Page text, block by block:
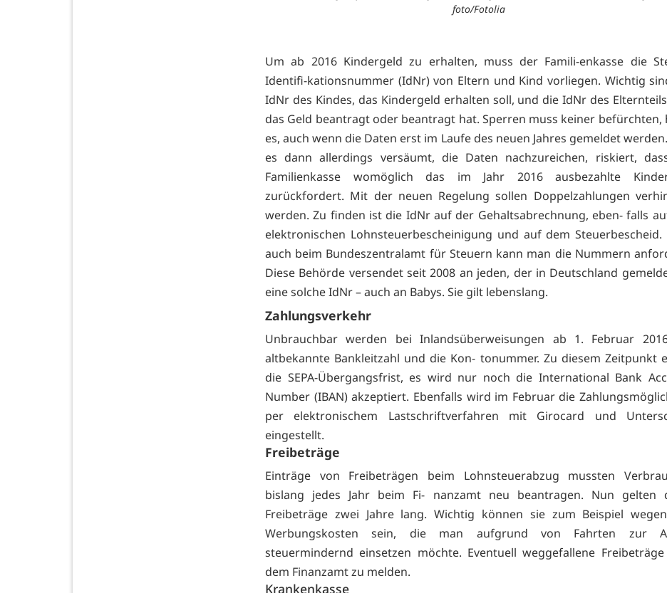
foto/Fotolia
Um ab 2016 Kindergeld zu erhalten, muss der Famili-enkasse die
Identifi-kationsnummer (IdNr) von Eltern und Kind vorliegen. Wichtig
IdNr des Kindes, das Kindergeld erhalten soll, und die IdNr des
das Geld beantragt oder beantragt hat. Sperren muss keiner befürchten,
es, auch wenn die Daten erst im Laufe des neuen Jahres gemeldet
es dann allerdings versäumt, die Daten nachzureichen, riskiert,
Familienkasse womöglich das im Jahr 2016 ausbezahlte
zurückfordert. Mit der neuen Regelung sollen Doppelzahlungen
werden. Zu finden ist die IdNr auf der Gehaltsabrechnung, eben- falls
elektronischen Lohnsteuerbescheinigung und auf dem Steuerbescheid.
auch beim Bundeszentralamt für Steuern kann man die Nummern
Diese Behörde versendet seit 2008 an jeden, der in Deutschland
eine solche IdNr – auch an Babys. Sie gilt lebenslang.
Zahlungsverkehr
Unbrauchbar werden bei Inlandsüberweisungen ab 1. Februar
altbekannte Bankleitzahl und die Kon- tonummer. Zu diesem Zeitpunkt
die SEPA-Übergangsfrist, es wird nur noch die International Bank
Number (IBAN) akzeptiert. Ebenfalls wird im Februar die
per elektronischem Lastschriftverfahren mit Girocard und
eingestellt.
Freibeträge
Einträge von Freibeträgen beim Lohnsteuerabzug mussten
bislang jedes Jahr beim Fi- nanzamt neu beantragen. Nun gelten
Freibeträge zwei Jahre lang. Wichtig können sie zum Beispiel
Werbungskosten sein, die man aufgrund von Fahrten zur
steuermindernd einsetzen möchte. Eventuell weggefallene
dem Finanzamt zu melden.
Krankenkasse